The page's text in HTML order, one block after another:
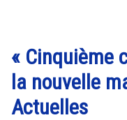
« Cinquième
la nouvelle
Actuelles